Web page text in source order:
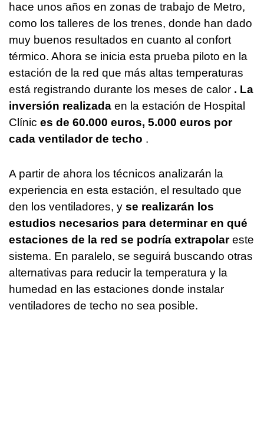
hace unos años en zonas de trabajo de Metro,
como los talleres de los trenes, donde han dado
muy buenos resultados en cuanto al confort
térmico. Ahora se inicia esta prueba piloto en la
estación de la red que más altas temperaturas
está registrando durante los meses de calor . La
inversión realizada en la estación de Hospital
Clínic es de 60.000 euros, 5.000 euros por
cada ventilador de techo .
A partir de ahora los técnicos analizarán la
experiencia en esta estación, el resultado que
den los ventiladores, y se realizarán los
estudios necesarios para determinar en qué
estaciones de la red se podría extrapolareste
sistema. En paralelo, se seguirá buscando otras
alternativas para reducir la temperatura y la
humedad en las estaciones donde instalar
ventiladores de techo no sea posible.